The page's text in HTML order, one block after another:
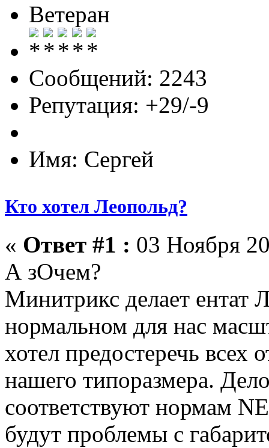
Ветеран
Сообщений: 2243
Репутация: +29/-9
Имя: Сергей
Кто хотел Леопольд?
« Ответ #1 : 03 Ноября
А зОчем?
Минитрикс делает ентат
нормальном для нас
хотел предостеречь всех
нашего типоразмера.
соответствуют нормам
будут проблемы с